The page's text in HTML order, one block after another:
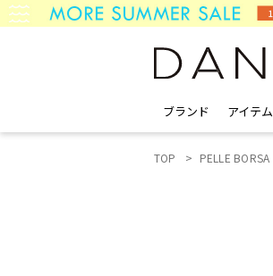
ブランド アイテム
TOP PELLE BORSA